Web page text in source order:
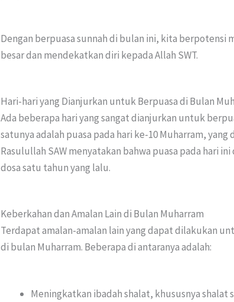
Dengan berpuasa sunnah di bulan ini, kita berpotensi
besar dan mendekatkan diri kepada Allah SWT.
Hari-hari yang Dianjurkan untuk Berpuasa di Bulan
Ada beberapa hari yang sangat dianjurkan untuk
satunya adalah puasa pada hari ke-10 Muharram, yang
Rasulullah SAW menyatakan bahwa puasa pada hari
dosa satu tahun yang lalu.
Keberkahan dan Amalan Lain di Bulan Muharram
Terdapat amalan-amalan lain yang dapat dilakukan
di bulan Muharram. Beberapa di antaranya adalah:
Meningkatkan ibadah shalat, khususnya shalat